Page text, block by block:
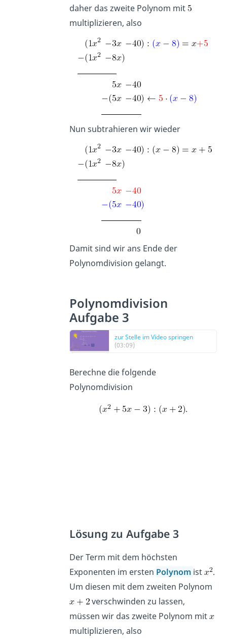
daher das zweite Polynom mit
multiplizieren, also
Nun subtrahieren wir wieder
Damit sind wir ans Ende der
Polynomdivision gelangt.
Polynomdivision
Aufgabe 3
zur Stelle im Video springen
(03:09)
Berechne die folgende
Polynomdivision
.
Lösung zu Aufgabe 3
Der Term mit dem höchsten
Exponenten im ersten Polynom ist
.
Um diesen mit dem zweiten Polynom
verschwinden zu lassen,
müssen wir das zweite Polynom mit
multiplizieren, also